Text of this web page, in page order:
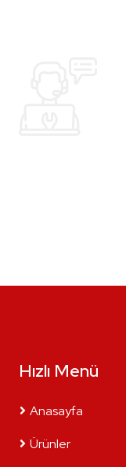
Hızlı Menü
Anasayfa
Ürünler